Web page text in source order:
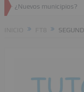
municipios?